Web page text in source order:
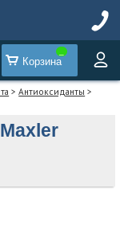
Корзина
>Антиоксиданты >